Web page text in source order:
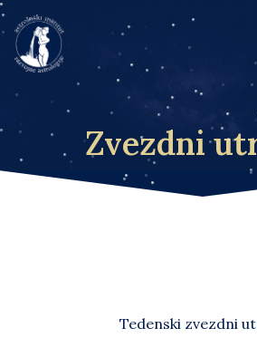
Zvezdni
Tedenski zvezdni